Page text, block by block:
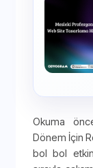
Okuma
Dönem İçin
bol bol